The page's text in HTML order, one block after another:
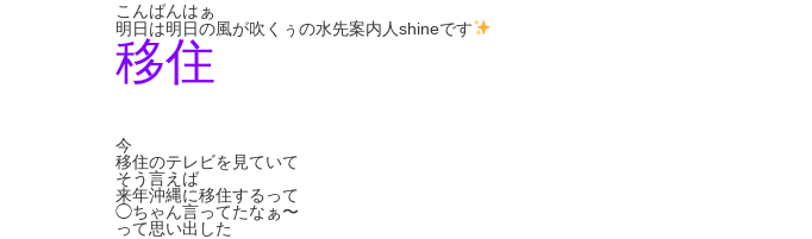
こんばんはぁ
明日は明日の風が吹くぅの水先案内人shineです
移住
今
移住のテレビを見ていて
そう言えば
来年沖縄に移住するって
◯ちゃん言ってたなぁ〜
って思い出した